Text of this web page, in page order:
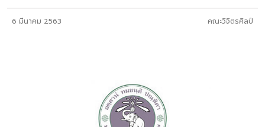
6 มีนาคม 2563 คณะวิจิตรศิลป์